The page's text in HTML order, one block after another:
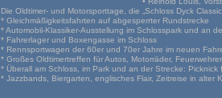
Die Oldtimer- und Motorsporttage, die „Schloss Dyck Classic
* Gleichmäßigkeitsfahrten auf abgesperrter Rundstrecke
* Automobil-Klassiker-Ausstellung im Schlosspark und an
* Fahrerlager und Boxengasse im Schloss
* Rennsportwagen der 60er und 70er Jahre im neuen
* Großes Oldtimertreffen für Autos, Motorräder,
* Überall am Schloss, im Park und an der Strecke: Picknick
* Jazzbands, Biergarten, englisches Flair, Zeitreise in alter